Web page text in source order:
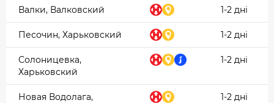
Валки, Валковский 1-2 дні
Песочин, Харьковский 1-2 дні
Солоницевка,
Харьковский
1-2 дні
Новая Водолага,
1-2 дні